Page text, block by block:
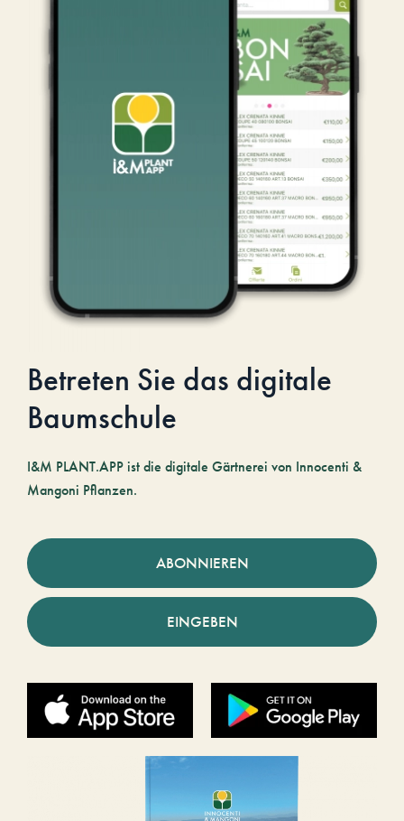
Betreten Sie das digitale
Baumschule
I&M PLANT.APP ist die digitale Gärtnerei von Innocenti &
Mangoni Pflanzen.
ABONNIEREN
EINGEBEN